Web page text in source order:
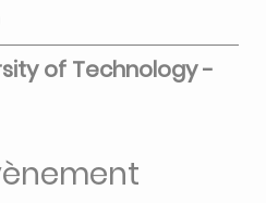
of Technology -